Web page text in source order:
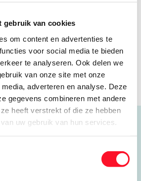
gebruik van cookies
om content en advertenties te
voor social media te bieden
te analyseren. Ook delen we
van onze site met onze
adverteren en analyse. Deze
gegevens combineren met andere
heeft verstrekt of die ze hebben
uw gebruik van hun services.